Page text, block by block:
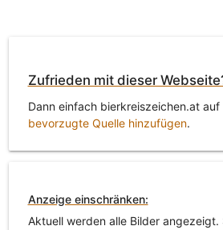
Zufrieden mit dieser
Dann einfach bierkreiszeichen.at auf
bevorzugte Quelle hinzufügen.
Anzeige einschränken:
Aktuell werden alle Bilder angezeigt.